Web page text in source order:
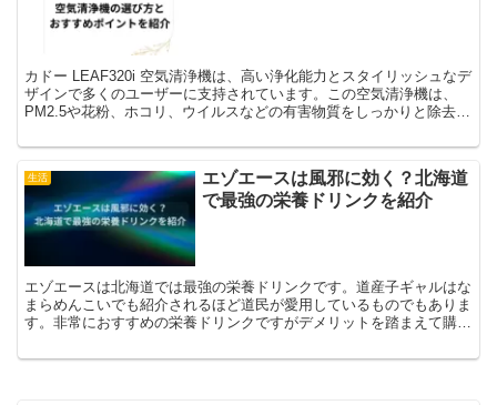
カドー LEAF320i 空気清浄機は、高い浄化能力とスタイリッシュなデ
ザインで多くのユーザーに支持されています。この空気清浄機は、
PM2.5や花粉、ホコリ、ウイルスなどの有害物質をしっかりと除去
生活
エゾエースは風邪に効く？北海道
で最強の栄養ドリンクを紹介
エゾエースは北海道では最強の栄養ドリンクです。道産子ギャルはな
まらめんこいでも紹介されるほど道民が愛用しているものでもありま
す。非常におすすめの栄養ドリンクですがデメリットを踏まえて購入